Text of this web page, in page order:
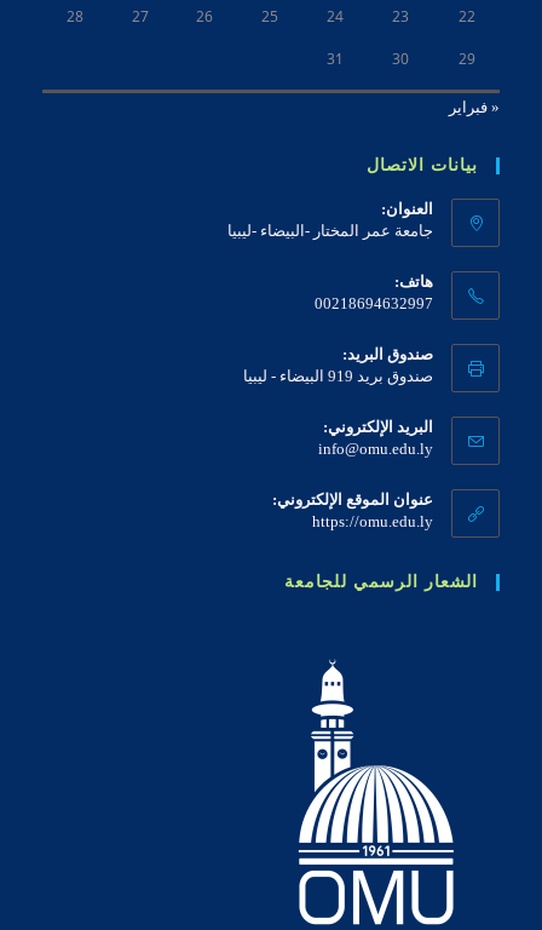
22
23
24
25
26
27
28
29
30
31
« فبراير
بيانات الاتصال
العنوان:
جامعة عمر المختار -البيضاء -ليبيا
هاتف:
00218694632997
صندوق البريد:
صندوق بريد 919 البيضاء - ليبيا
البريد الإلكتروني:
info@omu.edu.ly
عنوان الموقع الإلكتروني:
https://omu.edu.ly
الشعار الرسمي للجامعة